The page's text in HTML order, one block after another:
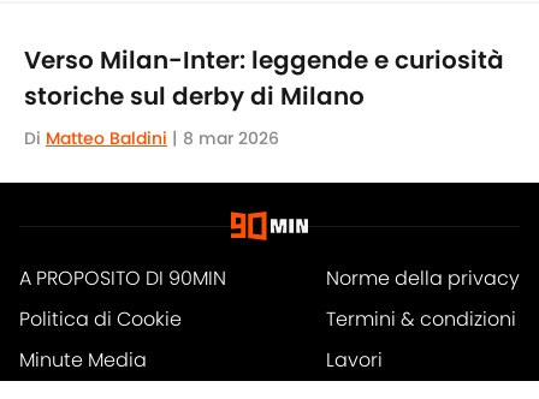
Verso Milan-Inter: leggende e curiosità
storiche sul derby di Milano
Di Matteo Baldini | 8 mar 2026
A PROPOSITO DI 90MIN
Norme della privacy
Politica di Cookie
Termini & condizioni
Minute Media
Lavori